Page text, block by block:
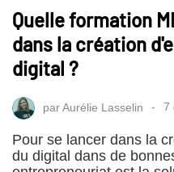
Quelle formation
dans la création
digital ?
parAurélie Lasselin 7
Pour se lancer dans la
du digital dans de